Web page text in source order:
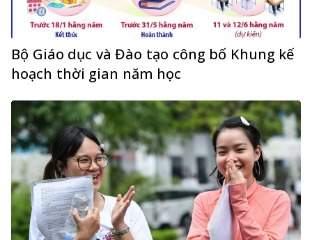
Bộ Giáo dục và Đào tạo công bố Khung kế
hoạch thời gian năm học